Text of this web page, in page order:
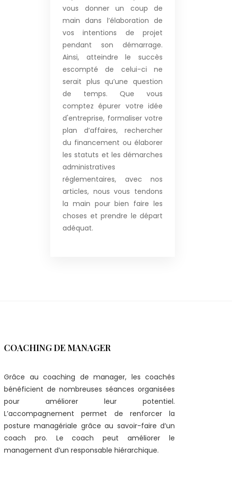
vous donner un coup de
main dans l’élaboration de
vos intentions de projet
pendant son démarrage.
Ainsi, atteindre le succès
escompté de celui-ci ne
serait plus qu’une question
de temps. Que vous
comptez épurer votre idée
d'entreprise, formaliser votre
plan d’affaires, rechercher
du financement ou élaborer
les statuts et les démarches
administratives
réglementaires, avec nos
articles, nous vous tendons
la main pour bien faire les
choses et prendre le départ
adéquat.
COACHING DE MANAGER
Grâce au coaching de manager, les coachés
bénéficient de nombreuses séances organisées
pour améliorer leur potentiel.
L’accompagnement permet de renforcer la
posture managériale grâce au savoir-faire d’un
coach pro. Le coach peut améliorer le
management d’un responsable hiérarchique.